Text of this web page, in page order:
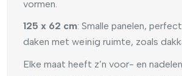
vormen.
125 x 62 cm: Smalle panelen,
daken met weinig ruimte, zoals
Elke maat heeft z’n voor- en